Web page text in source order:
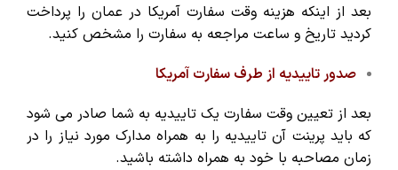
بعد از اینکه هزینه وقت سفارت آمریکا در عمان را پرداخت
کردید تاریخ و ساعت مراجعه به سفارت را مشخص کنید.
صدور تاییدیه از طرف سفارت آمریکا
بعد از تعیین وقت سفارت یک تاییدیه به شما صادر می شود
که باید پرینت آن تاییدیه را به همراه مدارک مورد نیاز را در
زمان مصاحبه با خود به همراه داشته باشید.